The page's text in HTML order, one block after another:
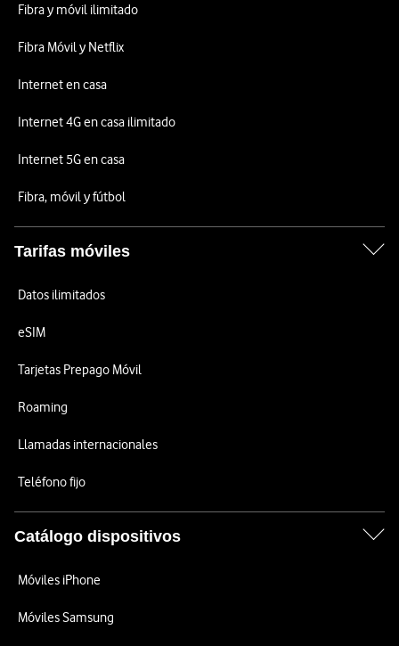
Fibra y móvil ilimitado
Fibra Móvil y Netflix
Internet en casa
Internet 4G en casa ilimitado
Internet 5G en casa
Fibra, móvil y fútbol
Tarifas móviles
Datos ilimitados
eSIM
Tarjetas Prepago Móvil
Roaming
Llamadas internacionales
Teléfono fijo
Catálogo dispositivos
Móviles iPhone
Móviles Samsung